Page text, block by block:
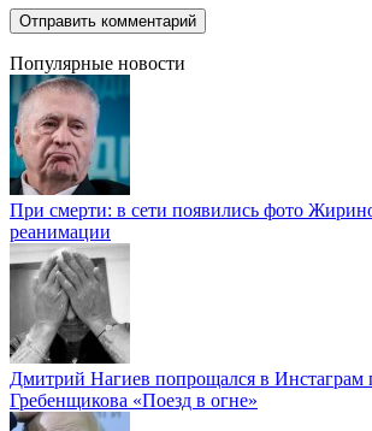
Популярные новости
При смерти: в сети появились фото
реанимации
Дмитрий Нагиев попрощался в Инстаграм
Гребенщикова «Поезд в огне»